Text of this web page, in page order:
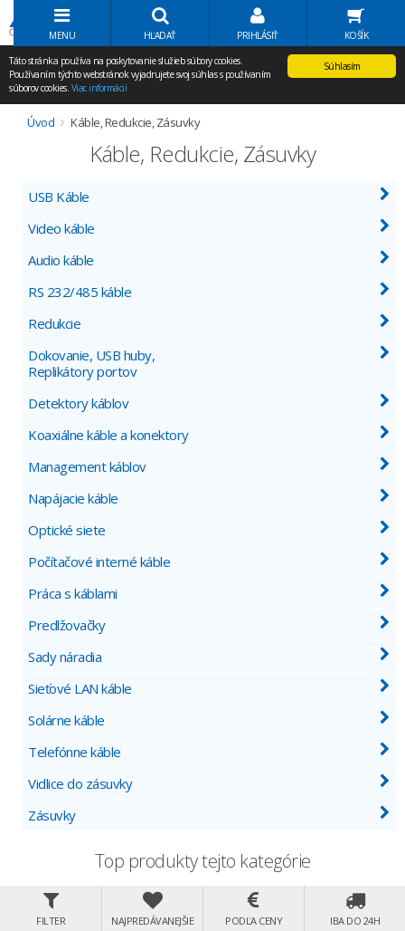
Volať Agem
MENU HĽADAŤ PRIHLÁSIŤ KOŠÍK
Súhlasím
Táto stránka používa na poskytovanie služieb súbory cookies.
Používaním týchto webstránok vyjadrujete svoj súhlas s používaním
súborov cookies. Viac informácií
Úvod Káble, Redukcie, Zásuvky
Káble, Redukcie, Zásuvky
USB Káble
Video káble
Audio káble
RS 232/485 káble
Redukcie
Dokovanie, USB huby,
Replikátory portov
Detektory káblov
Koaxiálne káble a konektory
Management káblov
Napájacie káble
Optické siete
Počítačové interné káble
Práca s káblami
Predlžovačky
Sady náradia
Sieťové LAN káble
Solárne káble
Telefónne káble
Vidlice do zásuvky
Zásuvky
Top produkty tejto kategórie
FILTER NAJPREDÁVANEJŠIE PODĽA CENY IBA DO 24H